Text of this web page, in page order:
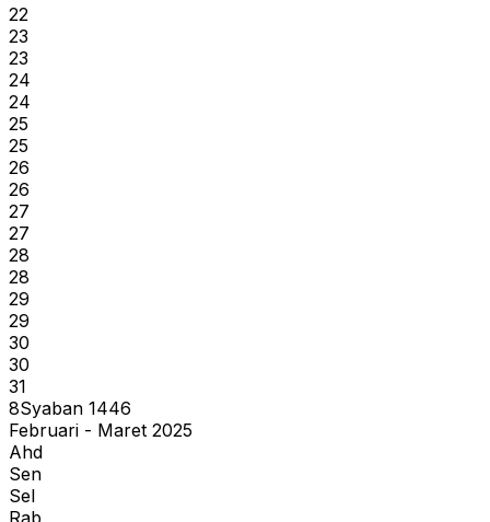
22
23
23
24
24
25
25
26
26
27
27
28
28
29
29
30
30
31
8Syaban 1446
Februari - Maret 2025
Ahd
Sen
Sel
Rab